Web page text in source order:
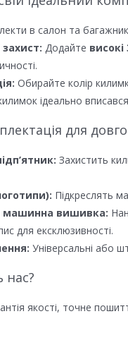
в салон та
Додайте
Обирайте колір
ідеально вписався
для
Захистить
Підкреслять
машинна вишивка:
для ексклюзивності.
Універсальні або
якості, точне